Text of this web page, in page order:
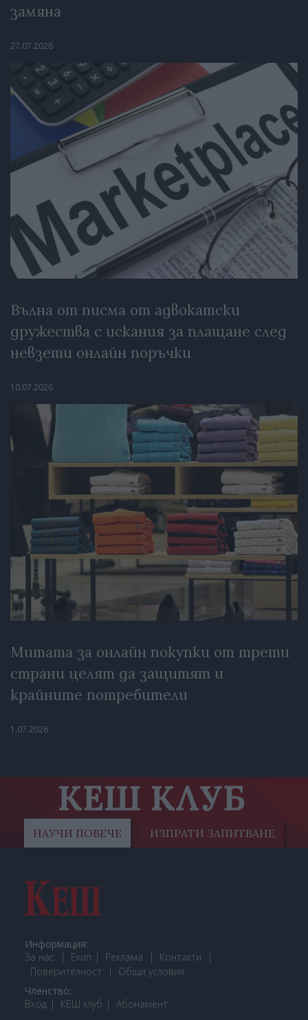
замяна
27.07.2026
Вълна от писма от адвокатски
дружества с искания за плащане след
невзети онлайн поръчки
10.07.2026
Митата за онлайн покупки от трети
страни целят да защитят и
крайните потребители
1.07.2026
КЕШ КЛУБ
НАУЧИ ПОВЕЧЕ ИЗПРАТИ ЗАПИТВАНЕ
Информация:
За нас
Екип Реклама
Контакти
Поверителност
Общи условия
Членство:
Вход
КЕШ клуб Абонамент